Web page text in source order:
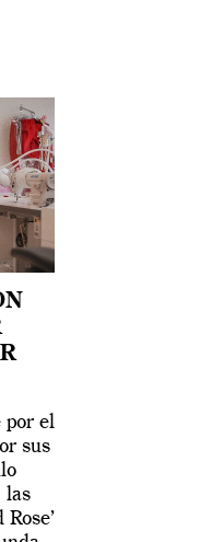
por el
sus
las